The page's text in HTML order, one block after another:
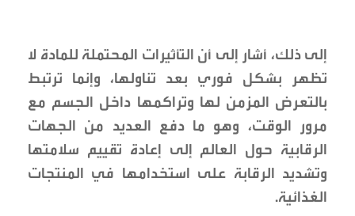
إلى ذلك، أشار إلى أن التأثيرات المحتملة للمادة لا
تظهر بشكل فوري بعد تناولها، وإنما ترتبط
بالتعرض المزمن لها وتراكمها داخل الجسم مع
مرور الوقت، وهو ما دفع العديد من الجهات
الرقابية حول العالم إلى إعادة تقييم سلامتها
وتشديد الرقابة على استخدامها في المنتجات
الغذائية.